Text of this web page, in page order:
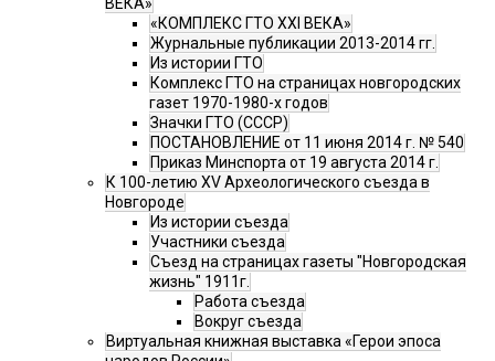
ВЕКА»
«КОМПЛЕКС ГТО XXI ВЕКА»
Журнальные публикации 2013-2014 гг.
Из истории ГТО
Комплекс ГТО на страницах новгородских
газет 1970-1980-х годов
Значки ГТО (СССР)
ПОСТАНОВЛЕНИЕ от 11 июня 2014 г. № 540
Приказ Минспорта от 19 августа 2014 г.
К 100-летию XV Археологического съезда в
Новгороде
Из истории съезда
Участники съезда
Cъезд на страницах газеты "Новгородская
жизнь" 1911г.
Работа съезда
Вокруг съезда
Виртуальная книжная выставка «Герои эпоса